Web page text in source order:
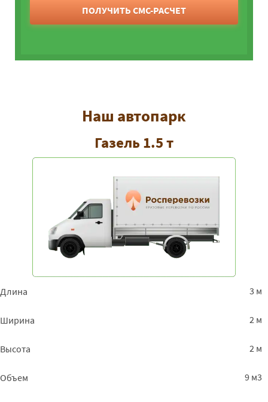
ПОЛУЧИТЬ СМС-РАСЧЕТ
Наш автопарк
Газель 1.5 т
Длина 3 м
Ширина 2 м
Высота 2 м
Объем 9 м3